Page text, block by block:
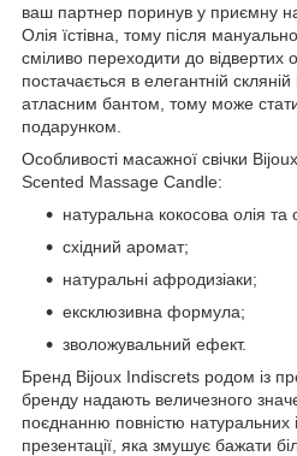
ваш партнер поринув у приємну
Олія їстівна, тому після
сміливо переходити до відвертих
постачається в елегантній
атласним бантом, тому може
подарунком.
Особливості масажної свічки
Scented Massage Candle:
натуральна кокосова олія
східний аромат;
натуральні афродизіаки;
ексклюзивна формула;
зволожувальний ефект.
Бренд Bijoux Indiscrets родом із
бренду надають величезного
поєднанню повністю натуральних
презентації, яка змушує бажати